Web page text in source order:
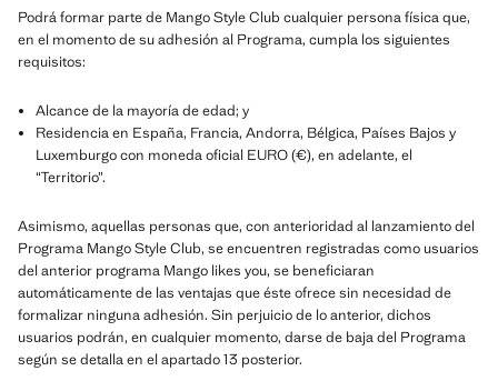
Podrá formar parte de Mango Style Club cualquier persona física que,
en el momento de su adhesión al Programa, cumpla los siguientes
requisitos:
Alcance de la mayoría de edad; y
Residencia en España, Francia, Andorra, Bélgica, Países Bajos y
Luxemburgo con moneda oficial EURO (€), en adelante, el
“Territorio”.
Asimismo, aquellas personas que, con anterioridad al lanzamiento del
Programa Mango Style Club, se encuentren registradas como usuarios
del anterior programa Mango likes you, se beneficiaran
automáticamente de las ventajas que éste ofrece sin necesidad de
formalizar ninguna adhesión. Sin perjuicio de lo anterior, dichos
usuarios podrán, en cualquier momento, darse de baja del Programa
según se detalla en el apartado 13 posterior.